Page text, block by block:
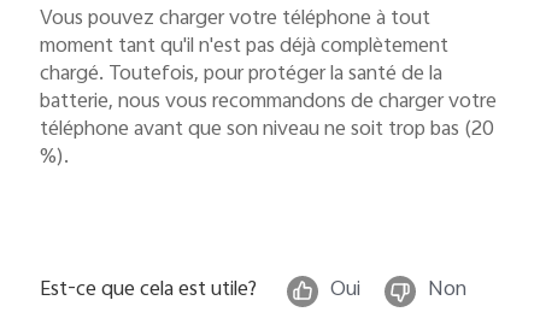
Vous pouvez charger votre téléphone à tout
moment tant qu'il n'est pas déjà complètement
chargé. Toutefois, pour protéger la santé de la
batterie, nous vous recommandons de charger votre
téléphone avant que son niveau ne soit trop bas (20
%).
Est-ce que cela est utile? Oui Non